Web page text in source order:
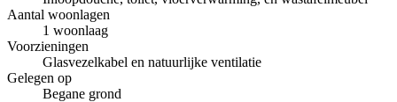
Aantal woonlagen
1 woonlaag
Voorzieningen
Glasvezelkabel en natuurlijke ventilatie
Gelegen op
Begane grond